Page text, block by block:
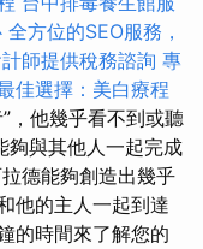
全方位的SEO服務，
師提供稅務諮詢 專
佳選擇：美白療程
，他幾乎看不到或聽
夠與其他人一起完成
德能夠創造出幾乎
他的主人一起到達
的時間來了解您的